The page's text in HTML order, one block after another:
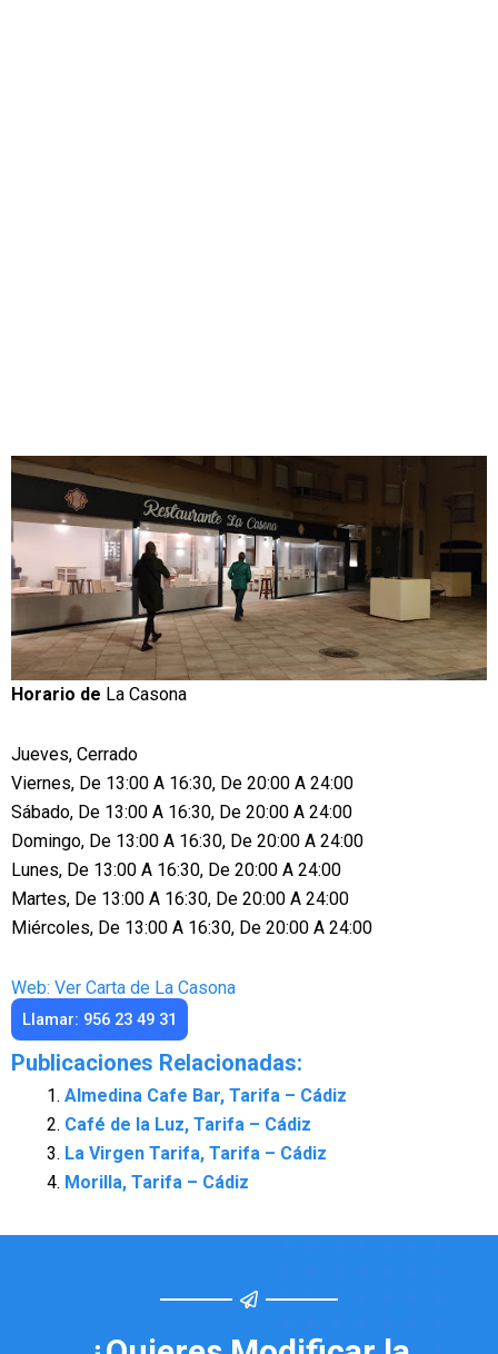
Horario de La Casona
Jueves, Cerrado
Viernes, De 13:00 A 16:30, De 20:00 A 24:00
Sábado, De 13:00 A 16:30, De 20:00 A 24:00
Domingo, De 13:00 A 16:30, De 20:00 A 24:00
Lunes, De 13:00 A 16:30, De 20:00 A 24:00
Martes, De 13:00 A 16:30, De 20:00 A 24:00
Miércoles, De 13:00 A 16:30, De 20:00 A 24:00
Web: Ver Carta de La Casona
Llamar: 956 23 49 31
Publicaciones Relacionadas:
Almedina Cafe Bar, Tarifa – Cádiz
Café de la Luz, Tarifa – Cádiz
La Virgen Tarifa, Tarifa – Cádiz
Morilla, Tarifa – Cádiz